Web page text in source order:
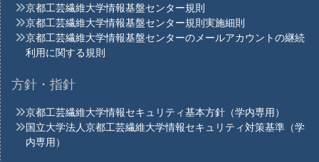
京都工芸繊維大学情報基盤センター規則
京都工芸繊維大学情報基盤センター規則実施細則
京都工芸繊維大学情報基盤センターのメールアカウントの継続
利用に関する規則
方針・指針
京都工芸繊維大学情報セキュリティ基本方針（学内専用）
国立大学法人京都工芸繊維大学情報セキュリティ対策基準（学
内専用）